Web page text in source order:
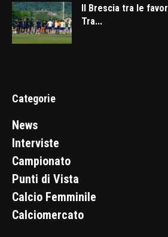
Il Brescia tra le
Tra...
Categorie
News
Interviste
Campionato
Punti di Vista
Calcio Femminile
Calciomercato